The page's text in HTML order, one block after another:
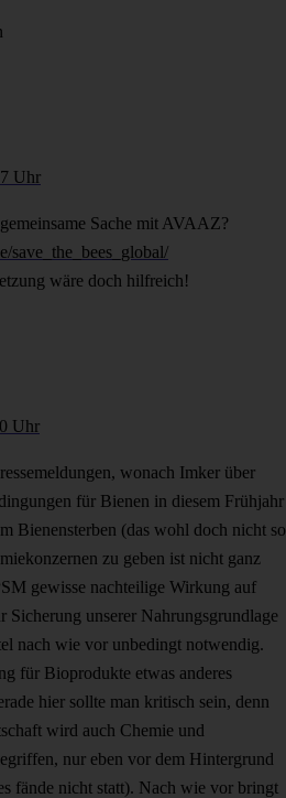
Uhr
Sache mit AVAAZ?
save_the_bees_global/
wäre doch hilfreich!
Uhr
wonach Imker über
für Bienen in diesem Frühjahr
Bienensterben (das wohl doch nicht so
zu geben ist nicht ganz
gewisse nachteilige Wirkung auf
Sicherung unserer Nahrungsgrundlage
nach wie vor unbedingt notwendig.
für Bioprodukte etwas anderes
hier sollte man kritisch sein, denn
wird auch Chemie und
nur eben vor dem Hintergrund
fände nicht statt). Nach wie vor bringt